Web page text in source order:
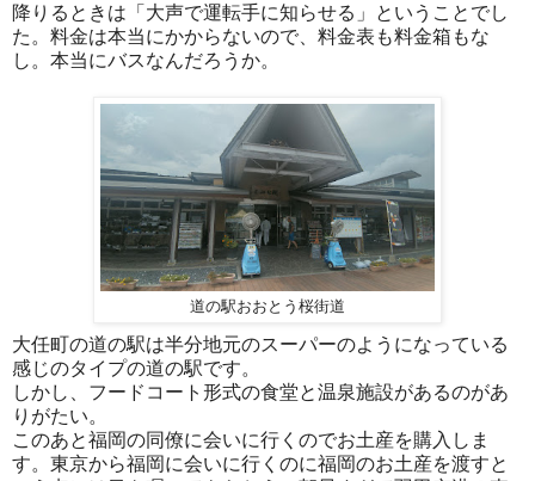
降りるときは「大声で運転手に知らせる」ということでし
た。料金は本当にかからないので、料金表も料金箱もな
し。本当にバスなんだろうか。
道の駅おおとう桜街道
大任町の道の駅は半分地元のスーパーのようになっている
感じのタイプの道の駅です。
しかし、フードコート形式の食堂と温泉施設があるのがあ
りがたい。
このあと福岡の同僚に会いに行くのでお土産を購入しま
す。東京から福岡に会いに行くのに福岡のお土産を渡すと